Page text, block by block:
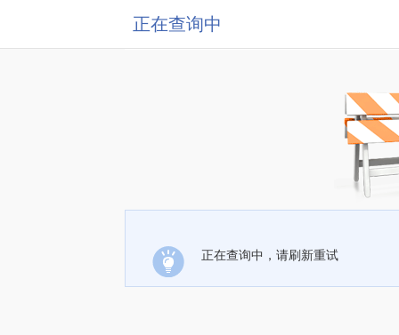
正在查询中
正在查询中，请刷新重试